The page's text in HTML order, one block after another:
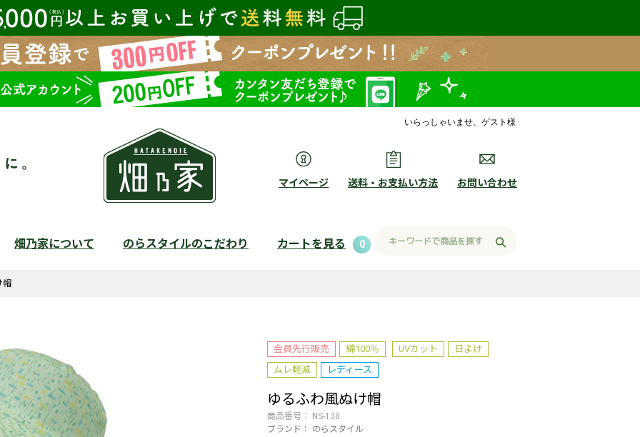
いらっしゃいませ、ゲスト様
マイページ 送料・お支払い方法 お問い合わせ
畑乃家について のらスタイルのこだわり カートを見る 0
検索
帽
会員先行販売 綿100％ UVカット
日よけ
ムレ軽減
レディース
ゆるふわ風ぬけ帽
商品番号
NS-138
ブランド：
のらスタイル